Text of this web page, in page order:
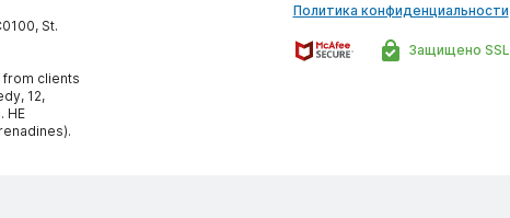
St.
from clients
12,
HE
Защищено SSL
Политика конфиденциальности